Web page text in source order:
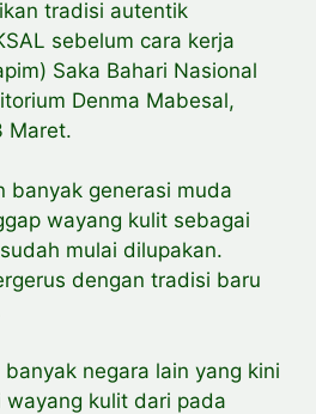
tradisi autentik
sebelum cara kerja
Saka Bahari Nasional
Denma Mabesal,
Maret.
banyak generasi muda
wayang kulit sebagai
mulai dilupakan.
dengan tradisi baru
negara lain yang kini
kulit dari pada